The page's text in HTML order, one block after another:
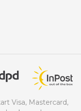
Visa, Mastercard,